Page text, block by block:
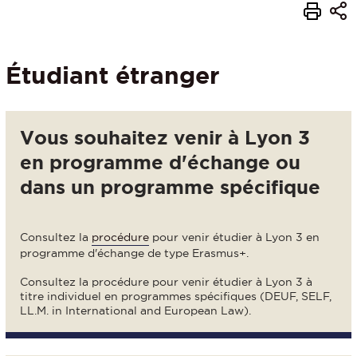
Étudiant étranger
Vous souhaitez venir à Lyon 3
en programme d'échange ou
dans un programme spécifique
Consultez la procédure pour venir étudier à Lyon 3 en
programme d'échange de type Erasmus+.
Consultez la procédure pour venir étudier à Lyon 3 à
titre individuel en programmes spécifiques (DEUF, SELF,
LL.M. in International and European Law).